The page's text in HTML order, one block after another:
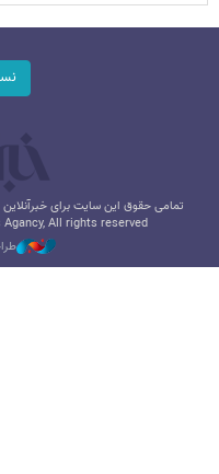
تمامی حقوق این سایت برای
All rights reserved